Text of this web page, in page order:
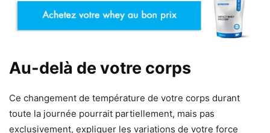
Au-delà de votre corps
Ce changement de température de votre corps durant
toute la journée pourrait partiellement, mais pas
exclusivement, expliquer les variations de votre force